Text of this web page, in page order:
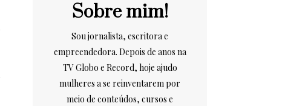
Sobre mim!
Sou jornalista, escritora e
empreendedora. Depois de anos na
TV Globo e Record, hoje ajudo
mulheres a se reinventarem por
meio de conteúdos, cursos e